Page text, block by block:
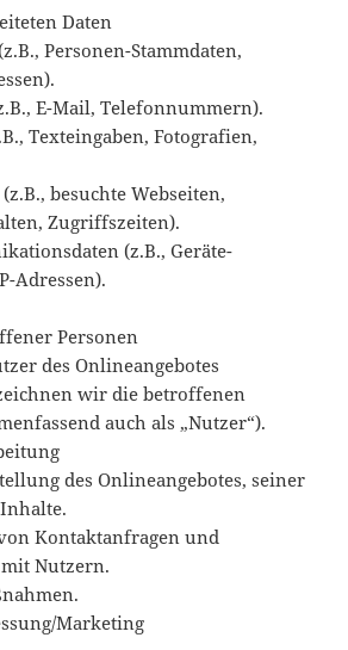
Daten
Personen-Stammdaten,
E-Mail, Telefonnummern).
Texteingaben, Fotografien,
besuchte Webseiten,
Zugriffszeiten).
(z.B., Geräte-
Adressen).
Personen
des Onlineangebotes
wir die betroffenen
auch als „Nutzer“).
des Onlineangebotes, seiner
Kontaktanfragen und
Nutzern.
Marketing